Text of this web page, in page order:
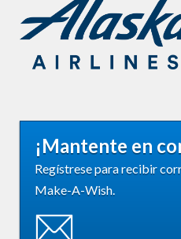
¡Mantente en
Regístrese para recibir
Make-A-Wish.